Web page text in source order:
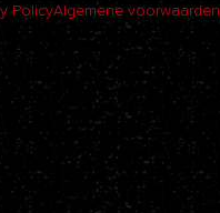
PolicyAlgemene voorwaarden